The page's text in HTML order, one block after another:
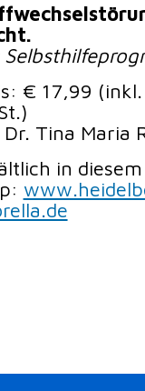
€ 17,99 (inkl.
Tina Maria
in diesem